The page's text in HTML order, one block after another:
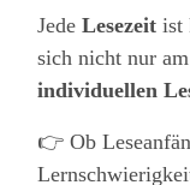
JedeLesezeit ist
sich nicht nur
individuellen
👉 Ob